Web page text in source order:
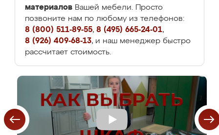
материалов Вашей мебели. Просто
позвоните нам по любому из телефонов:
8 (800) 511-89-55, 8 (495) 665-24-01,
8 (926) 409-68-13, и наш менеджер быстро
рассчитает стоимость.